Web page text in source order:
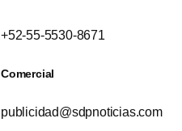
+52-55-5530-8671
Comercial
publicidad@sdpnoticias.com